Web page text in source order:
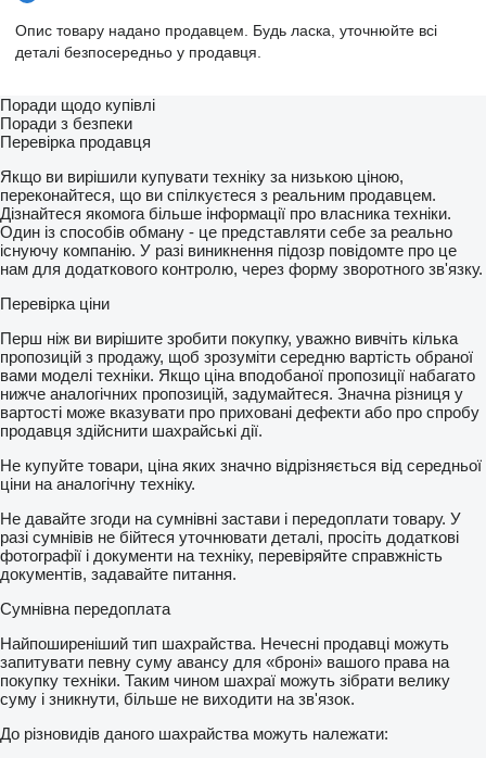
Опис товару надано продавцем. Будь ласка, уточнюйте всі
деталі безпосередньо у продавця.
Поради щодо купівлі
Поради з безпеки
Перевірка продавця
Якщо ви вирішили купувати техніку за низькою ціною,
переконайтеся, що ви спілкуєтеся з реальним продавцем.
Дізнайтеся якомога більше інформації про власника техніки.
Один із способів обману - це представляти себе за реально
існуючу компанію. У разі виникнення підозр повідомте про це
нам для додаткового контролю, через форму зворотного зв'язку.
Перевірка ціни
Перш ніж ви вирішите зробити покупку, уважно вивчіть кілька
пропозицій з продажу, щоб зрозуміти середню вартість обраної
вами моделі техніки. Якщо ціна вподобаної пропозиції набагато
нижче аналогічних пропозицій, задумайтеся. Значна різниця у
вартості може вказувати про приховані дефекти або про спробу
продавця здійснити шахрайські дії.
Не купуйте товари, ціна яких значно відрізняється від середньої
ціни на аналогічну техніку.
Не давайте згоди на сумнівні застави і передоплати товару. У
разі сумнівів не бійтеся уточнювати деталі, просіть додаткові
фотографії і документи на техніку, перевіряйте справжність
документів, задавайте питання.
Сумнівна передоплата
Найпоширеніший тип шахрайства. Нечесні продавці можуть
запитувати певну суму авансу для «броні» вашого права на
покупку техніки. Таким чином шахраї можуть зібрати велику
суму і зникнути, більше не виходити на зв'язок.
До різновидів даного шахрайства можуть належати: